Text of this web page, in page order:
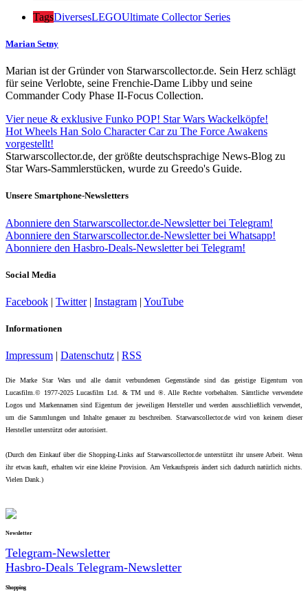
TagsDiversesLEGOUltimate Collector Series
Marian Setny
Marian ist der Gründer von Starwarscollector.de. Sein Herz schlägt
für seine Verlobte, seine Frenchie-Dame Libby und seine
Commander Cody Phase II-Focus Collection.
Vier neue & exklusive Funko POP! Star Wars Wackelköpfe!
Hot Wheels Han Solo Character Car zu The Force Awakens
vorgestellt!
Starwarscollector.de, der größte deutschsprachige News-Blog zu
Star Wars-Sammlerstücken, wurde zu Greedo's Guide.
Unsere Smartphone-Newsletters
Abonniere den Starwarscollector.de-Newsletter bei Telegram!
Abonniere den Starwarscollector.de-Newsletter bei Whatsapp!
Abonniere den Hasbro-Deals-Newsletter bei Telegram!
Social Media
Facebook | Twitter| Instagram | YouTube
Informationen
Impressum | Datenschutz | RSS
Die Marke Star Wars und alle damit verbundenen Gegenstände sind das geistige Eigentum von
Lucasfilm.© 1977-2025 Lucasfilm Ltd. & TM und ®. Alle Rechte vorbehalten. Sämtliche verwendete
Logos und Markennamen sind Eigentum der jeweiligen Hersteller und werden ausschließlich verwendet,
um die Sammlungen und Inhalte genauer zu beschreiben. Starwarscollector.de wird von keinem dieser
Hersteller unterstützt oder autorisiert.
(Durch den Einkauf über die Shopping-Links auf Starwarscollector.de unterstützt ihr unsere Arbeit. Wenn
ihr etwas kauft, erhalten wir eine kleine Provision. Am Verkaufspreis ändert sich dadurch natürlich nichts.
Vielen Dank.)
Newsletter
Telegram-Newsletter
Hasbro-Deals Telegram-Newsletter
Shopping